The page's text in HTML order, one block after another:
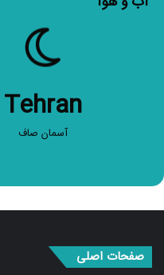
Tehran
آسمان صاف
صفحات اصلی